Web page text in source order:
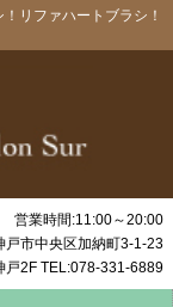
リファハートブラシ！
営業時間:11:00～20:00
戸市中央区加納町3-1-23
戸2F TEL:078-331-6889